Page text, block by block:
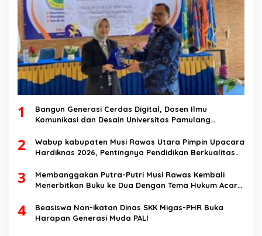
1
Bangun Generasi Cerdas Digital, Dosen Ilmu
Komunikasi dan Desain Universitas Pamulang
Speech di SMK Ikhlas Jawilan
2
Wabup kabupaten Musi Rawas Utara Pimpin Upacara
Hardiknas 2026, Pentingnya Pendidikan Berkualitas
3
Membanggakan Putra-Putri Musi Rawas Kembali
Menerbitkan Buku ke Dua Dengan Tema Hukum Acara
4
Beasiswa Non-ikatan Dinas SKK Migas-PHR Buka
Harapan Generasi Muda PALI